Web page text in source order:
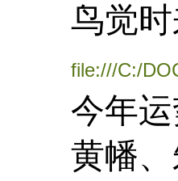
鸟觉
file:///C:/
今年
黄幡